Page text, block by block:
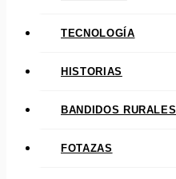
TECNOLOGÍA
HISTORIAS
BANDIDOS RURALES
FOTAZAS